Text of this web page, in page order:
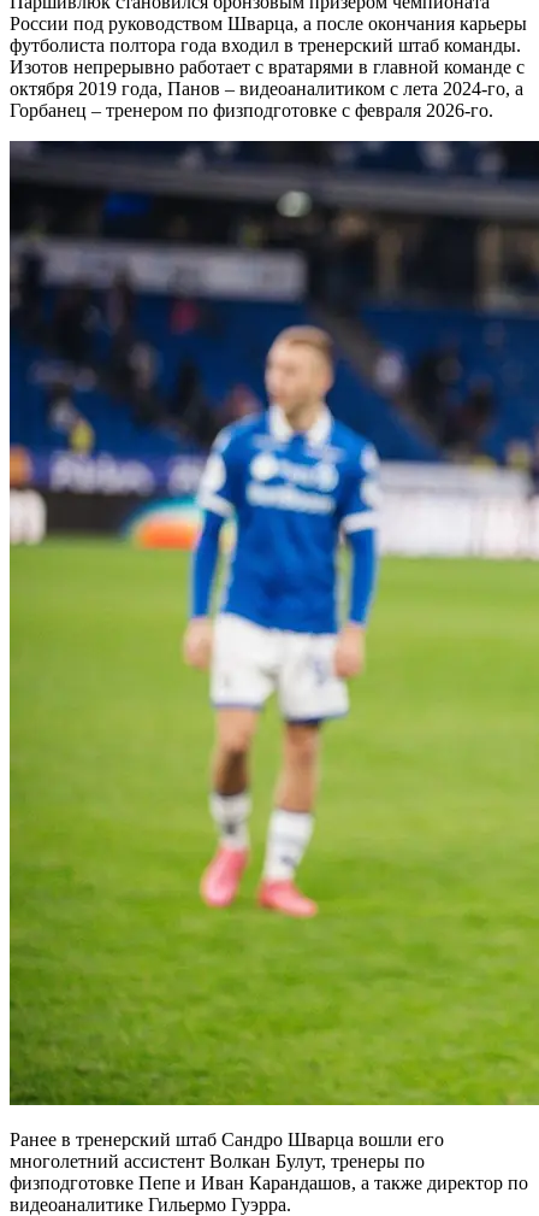
России под руководством Шварца, а после окончания карьеры
футболиста полтора года входил в тренерский штаб команды.
Изотов непрерывно работает с вратарями в главной команде с
октября 2019 года, Панов – видеоаналитиком с лета 2024-го, а
Горбанец – тренером по физподготовке с февраля 2026-го.
Ранее в тренерский штаб Сандро Шварца вошли его
многолетний ассистент Волкан Булут, тренеры по
физподготовке Пепе и Иван Карандашов, а также директор по
видеоаналитике Гильермо Гуэрра.